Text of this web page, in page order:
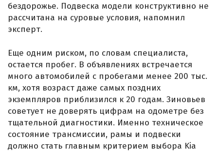
бездорожье. Подвеска модели конструктивно не
рассчитана на суровые условия, напомнил
эксперт.
Еще одним риском, по словам специалиста,
остается пробег. В объявлениях встречается
много автомобилей с пробегами менее 200 тыс.
км, хотя возраст даже самых поздних
экземпляров приблизился к 20 годам. Зиновьев
советует не доверять цифрам на одометре без
тщательной диагностики. Именно техническое
состояние трансмиссии, рамы и подвески
должно стать главным критерием выбора Kia